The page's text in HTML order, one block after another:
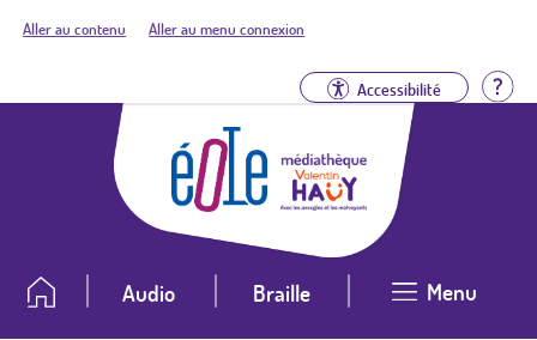
Aller au contenu Aller au menu connexion
Accessibilité
Audio Braille Menu